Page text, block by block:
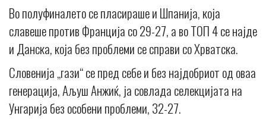
Во полуфиналето се пласираше и Шпанија, која
славеше против Франција со 29-27, а во ТОП 4 се најде
и Данска, која без проблеми се справи со Хрватска.
Словенија „гази“ се пред себе и без најдобриот од оваа
генерација, Аљуш Анжиќ, ја совлада селекцијата на
Унгарија без особени проблеми, 32-27.